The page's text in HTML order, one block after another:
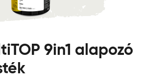
9in1 alapozó